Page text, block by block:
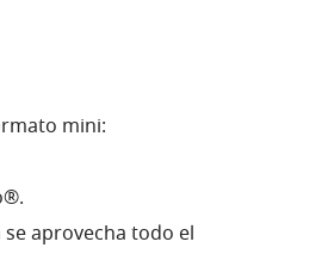
mini:
aprovecha todo el